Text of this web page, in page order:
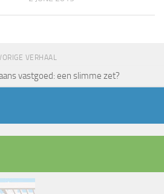
VERHAAL
vastgoed: een slimme zet?